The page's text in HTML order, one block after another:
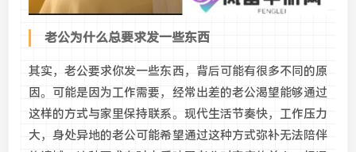
老公为什么总要求发一些东西
其实，老公要求你发一些东西，背后可能有很多不同的原
因。可能是因为工作需要，经常出差的老公渴望能够通过
这样的方式与家里保持联系。现代生活节奏快，工作压力
大，身处异地的老公可能希望通过这种方式弥补无法陪伴